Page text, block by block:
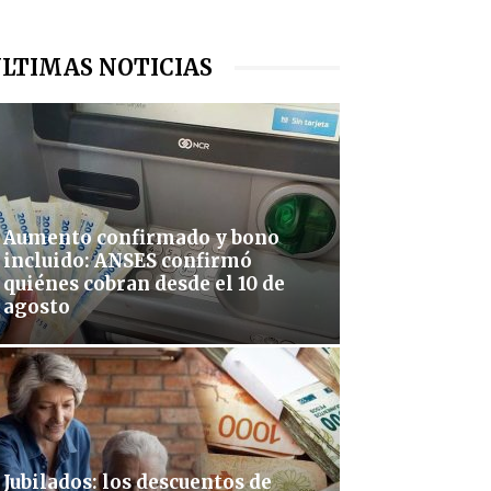
NOTICIAS
Aumento confirmado y bono
incluido: ANSES confirmó
quiénes cobran desde el 10 de
agosto
Jubilados: los descuentos de